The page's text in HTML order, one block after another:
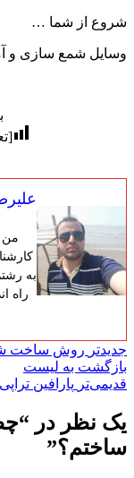
شروع از شما …
وسایل شمع سازی و
به
راه
جدیدتر روش ساخت
بازگشت به لیست
قدیمی‌تر پارافین
یک نظر در “
ساختم؟”